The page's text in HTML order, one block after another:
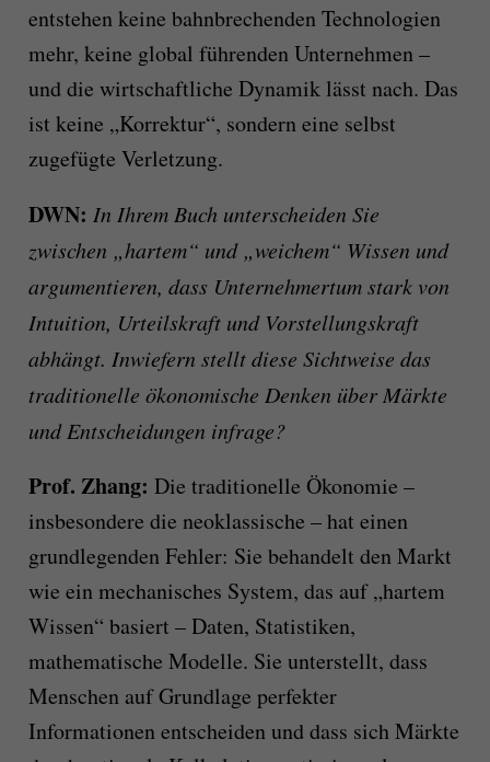
entstehen keine bahnbrechenden Technologien
mehr, keine global führenden Unternehmen –
und die wirtschaftliche Dynamik lässt nach. Das
ist keine „Korrektur“, sondern eine selbst
zugefügte Verletzung.
DWN: In Ihrem Buch unterscheiden Sie
zwischen „hartem“ und „weichem“ Wissen und
argumentieren, dass Unternehmertum stark von
Intuition, Urteilskraft und Vorstellungskraft
abhängt. Inwiefern stellt diese Sichtweise das
traditionelle ökonomische Denken über Märkte
und Entscheidungen infrage?
Prof. Zhang: Die traditionelle Ökonomie –
insbesondere die neoklassische – hat einen
grundlegenden Fehler: Sie behandelt den Markt
wie ein mechanisches System, das auf „hartem
Wissen“ basiert – Daten, Statistiken,
mathematische Modelle. Sie unterstellt, dass
Menschen auf Grundlage perfekter
Informationen entscheiden und dass sich Märkte